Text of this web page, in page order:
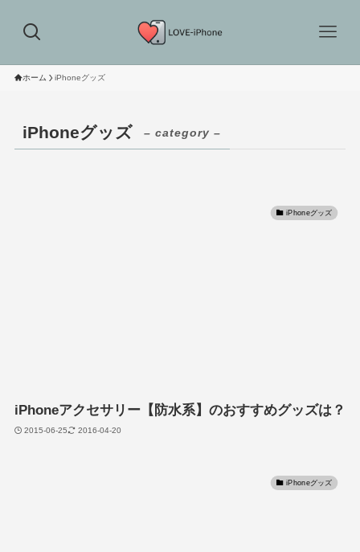
ホーム iPhoneグッズ
iPhoneグッズ – category –
iPhoneグッズ
iPhoneアクセサリー【防水系】のおすすめグッズは？
2015-06-25 2016-04-20
iPhoneグッズ